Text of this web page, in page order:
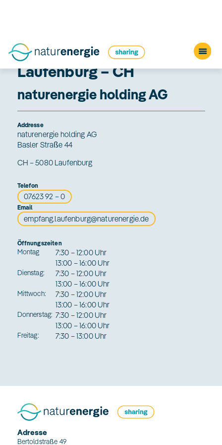
Registrierungsstelle
Laufenburg – CH
naturenergie holding AG
Addresse
naturenergie holding AG
Basler Straße 44
CH – 5080 Laufenburg
Telefon
07623 92 – 0
Email
empfang.laufenburg@naturenergie.de
Öffnungszeiten
Montag
7:30 – 12:00 Uhr
13:00 – 16:00 Uhr
Dienstag:
7:30 – 12:00 Uhr
13:00 – 16:00 Uhr
Mittwoch:
7:30 – 12:00 Uhr
13:00 – 16:00 Uhr
Donnerstag: 7:30 – 12:00 Uhr
13:00 – 16:00 Uhr
Freitag: 7:30 – 13:00 Uhr
Adresse
Bertoldstraße 49